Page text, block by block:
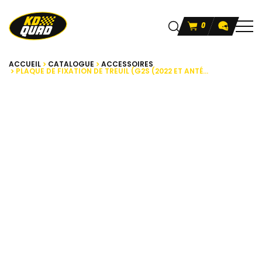
0
ACCUEIL CATALOGUE ACCESSOIRES
PLAQUE DE FIXATION DE TREUIL (G2S (2022 ET ANTÉ...